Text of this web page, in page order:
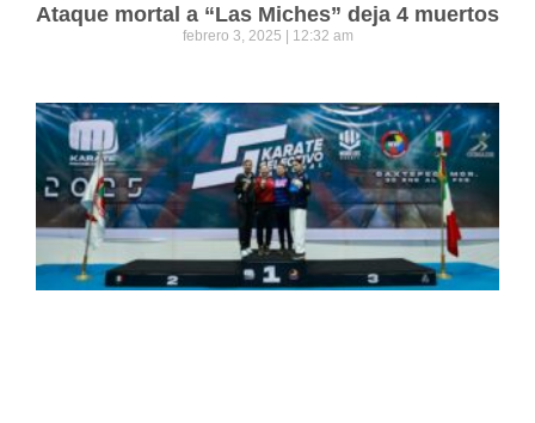
Ataque mortal a “Las Miches” deja 4 muertos
febrero 3, 2025 12:32 am